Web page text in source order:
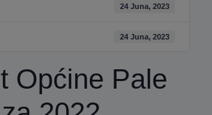
24 Juna, 2023
24 Juna, 2023
Općine Pale